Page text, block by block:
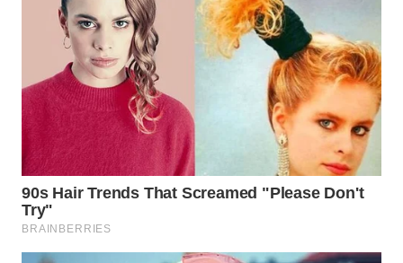
SAMOSIR
PADANG
LAWAS
SUMEDANG
WN
CIANJUR